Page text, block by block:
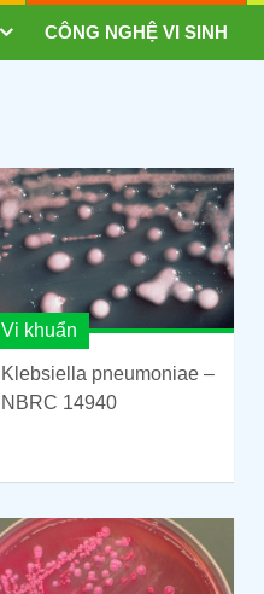
CÔNG NGHỆ VI SINH
Vi khuẩn
Klebsiella pneumoniae –
NBRC 14940